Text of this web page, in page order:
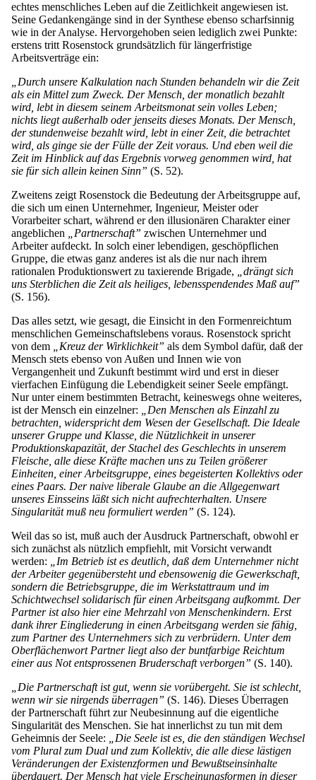
echtes menschliches Leben auf die Zeitlichkeit angewiesen ist.
Seine Gedankengänge sind in der Synthese ebenso scharfsinnig
wie in der Analyse. Hervorgehoben seien lediglich zwei Punkte:
erstens tritt Rosenstock grundsätzlich für längerfristige
Arbeitsverträge ein:
„Durch unsere Kalkulation nach Stunden behandeln wir die Zeit
als ein Mittel zum Zweck. Der Mensch, der monatlich bezahlt
wird, lebt in diesem seinem Arbeitsmonat sein volles Leben;
nichts liegt außerhalb oder jenseits dieses Monats. Der Mensch,
der stundenweise bezahlt wird, lebt in einer Zeit, die betrachtet
wird, als ginge sie der Fülle der Zeit voraus. Und eben weil die
Zeit im Hinblick auf das Ergebnis vorweg genommen wird, hat
sie für sich allein keinen Sinn” (S. 52).
Zweitens zeigt Rosenstock die Bedeutung der Arbeitsgruppe auf,
die sich um einen Unternehmer, Ingenieur, Meister oder
Vorarbeiter schart, während er den illusionären Charakter einer
angeblichen „Partnerschaft” zwischen Unternehmer und
Arbeiter aufdeckt. In solch einer lebendigen, geschöpflichen
Gruppe, die etwas ganz anderes ist als die nur nach ihrem
rationalen Produktionswert zu taxierende Brigade, „drängt sich
uns Sterblichen die Zeit als heiliges, lebensspendendes Maß auf”
(S. 156).
Das alles setzt, wie gesagt, die Einsicht in den Formenreichtum
menschlichen Gemeinschaftslebens voraus. Rosenstock spricht
von dem „Kreuz der Wirklichkeit” als dem Symbol dafür, daß der
Mensch stets ebenso von Außen und Innen wie von
Vergangenheit und Zukunft bestimmt wird und erst in dieser
vierfachen Einfügung die Lebendigkeit seiner Seele empfängt.
Nur unter einem bestimmten Betracht, keineswegs ohne weiteres,
ist der Mensch ein einzelner: „Den Menschen als Einzahl zu
betrachten, widerspricht dem Wesen der Gesellschaft. Die Ideale
unserer Gruppe und Klasse, die Nützlichkeit in unserer
Produktionskapazität, der Stachel des Geschlechts in unserem
Fleische, alle diese Kräfte machen uns zu Teilen größerer
Einheiten, einer Arbeitsgruppe, eines begeisterten Kollektivs oder
eines Paars. Der naive liberale Glaube an die Allgegenwart
unseres Einsseins läßt sich nicht aufrechterhalten. Unsere
Singularität muß neu formuliert werden” (S. 124).
Weil das so ist, muß auch der Ausdruck Partnerschaft, obwohl er
sich zunächst als nützlich empfiehlt, mit Vorsicht verwandt
werden: „Im Betrieb ist es deutlich, daß dem Unternehmer nicht
der Arbeiter gegenübersteht und ebensowenig die Gewerkschaft,
sondern die Betriebsgruppe, die im Werkstattraum und im
Schichtwechsel solidarisch für einen Arbeitsgang aufkommt. Der
Partner ist also hier eine Mehrzahl von Menschenkindern. Erst
dank ihrer Eingliederung in einen Arbeitsgang werden sie fähig,
zum Partner des Unternehmers sich zu verbrüdern. Unter dem
Oberflächenwort Partner liegt also der buntfarbige Reichtum
einer aus Not entsprossenen Bruderschaft verborgen” (S. 140).
„Die Partnerschaft ist gut, wenn sie vorübergeht. Sie ist schlecht,
wenn wir sie nirgends überragen” (S. 146). Dieses Überragen
der Partnerschaft führt zur Neubesinnung auf die eigentliche
Singularität des Menschen. Sie hat innerlichst zu tun mit dem
Geheimnis der Seele: „Die Seele ist es, die den ständigen Wechsel
vom Plural zum Dual und zum Kollektiv, die alle diese lästigen
Veränderungen der Existenzformen und Bewußtseinsinhalte
überdauert. Der Mensch hat viele Erscheinungsformen in dieser